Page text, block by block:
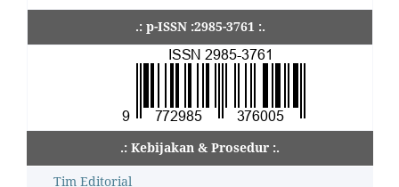
.: p-ISSN :2985-3761 :.
.: Kebijakan & Prosedur :.
Tim Editorial